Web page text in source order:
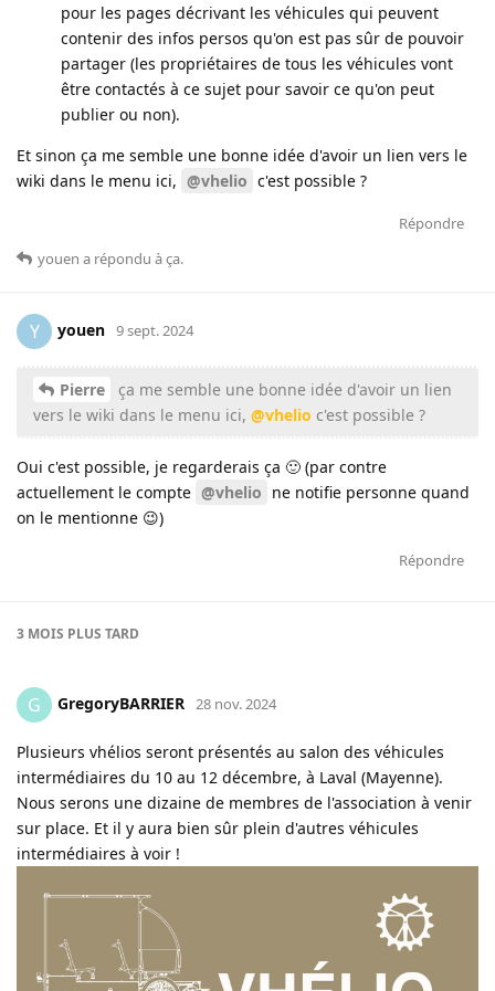
pour les pages décrivant les véhicules qui peuvent
contenir des infos persos qu'on est pas sûr de pouvoir
partager (les propriétaires de tous les véhicules vont
être contactés à ce sujet pour savoir ce qu'on peut
publier ou non).
Et sinon ça me semble une bonne idée d'avoir un lien vers le
wiki dans le menu ici, @vhelio c'est possible ?
Répondre
youen a répondu à ça.
Y youen 9 sept. 2024
Pierre
ça me semble une bonne idée d'avoir un lien
vers le wiki dans le menu ici, @vhelio c'est possible ?
Oui c'est possible, je regarderais ça 🙂 (par contre
actuellement le compte @vhelio ne notifie personne quand
on le mentionne 😉)
Répondre
3 MOIS PLUS TARD
G GregoryBARRIER 28 nov. 2024
Plusieurs vhélios seront présentés au salon des véhicules
intermédiaires du 10 au 12 décembre, à Laval (Mayenne).
Nous serons une dizaine de membres de l'association à venir
sur place. Et il y aura bien sûr plein d'autres véhicules
intermédiaires à voir !